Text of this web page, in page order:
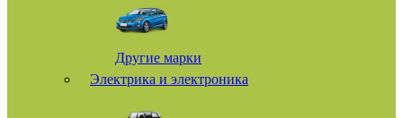
Другие марки
Электрика и электроника